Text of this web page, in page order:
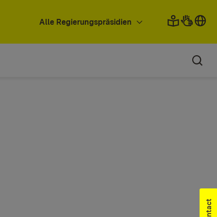
Alle Regierungspräsidien